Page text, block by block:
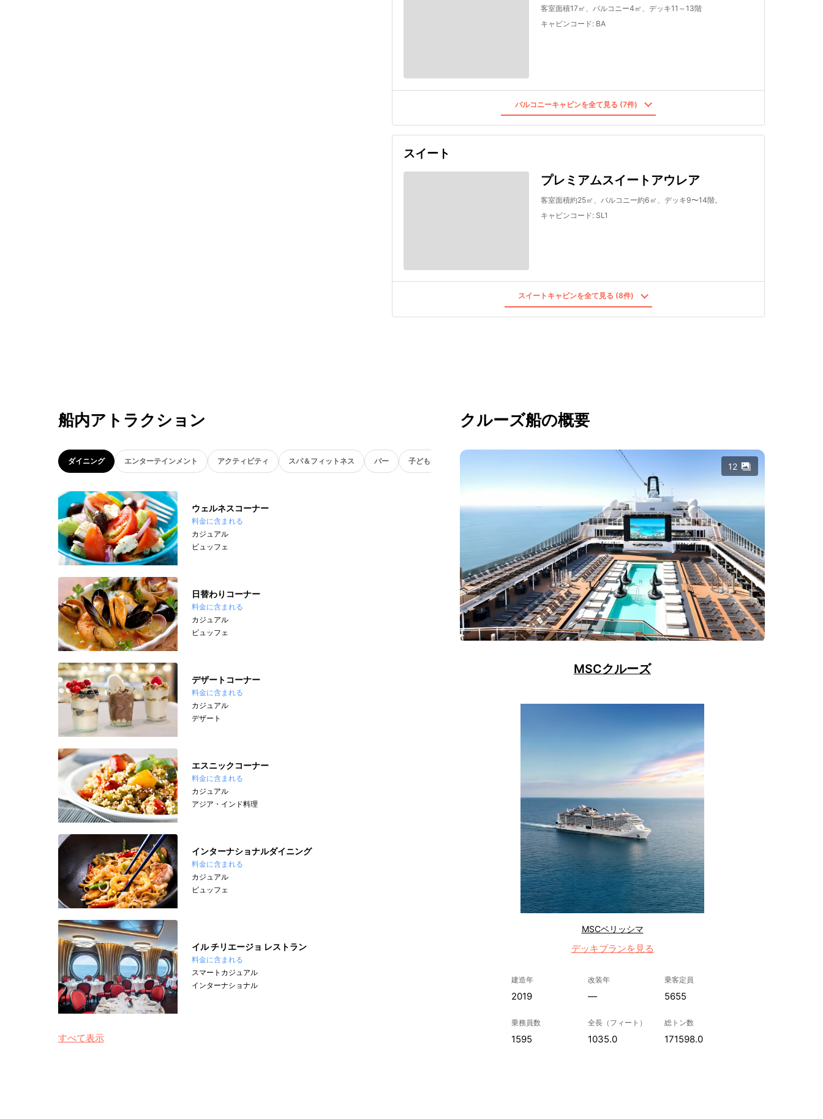
客室面積17㎡、バルコニー4㎡、デッキ11～13階
キャビンコード: BA
バルコニーキャビンを全て見る (7件)
スイート
プレミアムスイートアウレア
客室面積約25㎡、バルコニー約6㎡、デッキ9〜14階。
キャビンコード: SL1
スイートキャビンを全て見る (8件)
船内アトラクション
ダイニング エンターテインメント アクティビティ スパ＆フィットネス バー 子ども向け
ウェルネスコーナー
料金に含まれる
カジュアル
ビュッフェ
日替わりコーナー
料金に含まれる
カジュアル
ビュッフェ
デザートコーナー
料金に含まれる
カジュアル
デザート
エスニックコーナー
料金に含まれる
カジュアル
アジア・インド料理
インターナショナルダイニング
料金に含まれる
カジュアル
ビュッフェ
イル チリエージョ レストラン
料金に含まれる
スマートカジュアル
インターナショナル
すべて表示
クルーズ船の概要
12
MSCクルーズ
MSCベリッシマ
デッキプランを見る
建造年
2019
改装年
—
乗客定員
5655
乗務員数
1595
全長（フィート）
1035.0
総トン数
171598.0